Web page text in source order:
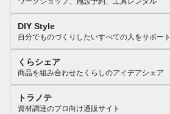
DIY Style
自分でものづくりしたいすべての人をサポート
くらシェア
商品を組み合わせたくらしのアイデアシェア
トラノテ
資材調達のプロ向け通販サイト